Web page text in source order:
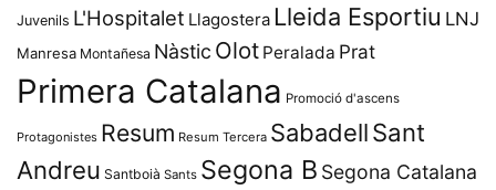
Juvenils L'Hospitalet Llagostera Lleida Esportiu LNJ
Manresa Montañesa Nàstic Olot Peralada Prat
Primera Catalana Promoció d'ascens
Protagonistes Resum Resum Tercera SabadellSant
Andreu Santboià Sants Segona B Segona Catalana